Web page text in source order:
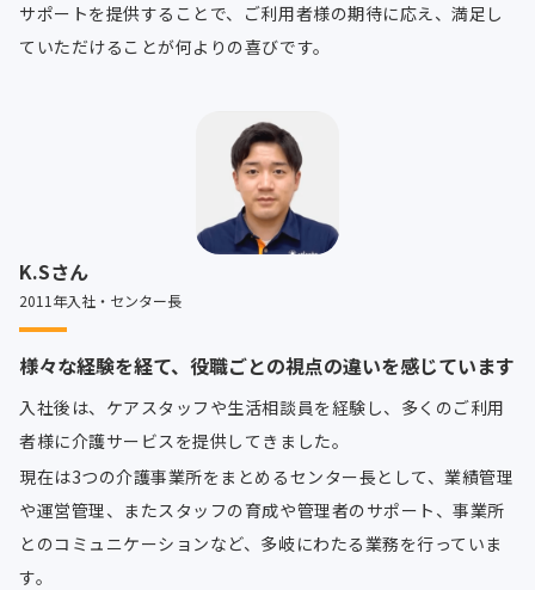
サポートを提供することで、ご利用者様の期待に応え、満足し
ていただけることが何よりの喜びです。
K.Sさん
2011年入社・センター長
様々な経験を経て、役職ごとの視点の違いを感じています
入社後は、ケアスタッフや生活相談員を経験し、多くのご利用
者様に介護サービスを提供してきました。
現在は3つの介護事業所をまとめるセンター長として、業績管理
や運営管理、またスタッフの育成や管理者のサポート、事業所
とのコミュニケーションなど、多岐にわたる業務を行っていま
す。